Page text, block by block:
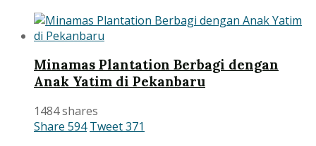
Minamas Plantation Berbagi dengan
Anak Yatim di Pekanbaru
1484 shares
Share 594 Tweet371